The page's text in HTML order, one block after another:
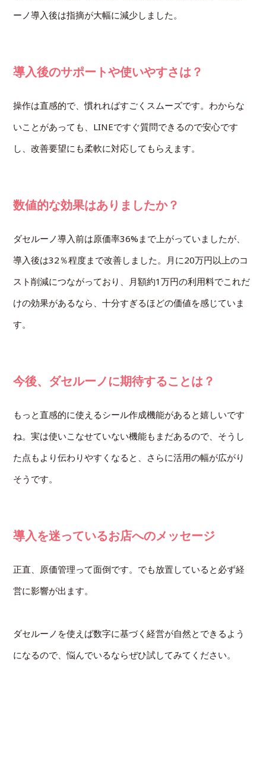
ーノ導入後は指摘が大幅に減少しました。
導入後のサポートや使いやすさは？
操作は直感的で、慣れればすごくスムーズです。わからな
いことがあっても、LINEですぐ質問できるので安心です
し、改善要望にも柔軟に対応してもらえます。
数値的な効果はありましたか？
ダセルーノ導入前は原価率36%まで上がっていましたが、
導入後は32％程度まで改善しました。月に20万円以上のコ
スト削減につながっており、月額約1万円の利用料でこれだ
けの効果があるなら、十分すぎるほどの価値を感じていま
す。
今後、ダセルーノに期待することは？
もっと直感的に使えるシール作成機能があると嬉しいです
ね。実は使いこなせていない機能もまだあるので、そうし
た点もより伝わりやすくなると、さらに活用の幅が広がり
そうです。
導入を迷っているお店へのメッセージ
正直、原価管理って面倒です。でも放置していると必ず経
営に影響が出ます。
ダセルーノを使えば数字に基づく経営が自然とできるよう
になるので、悩んでいるならぜひ試してみてください。